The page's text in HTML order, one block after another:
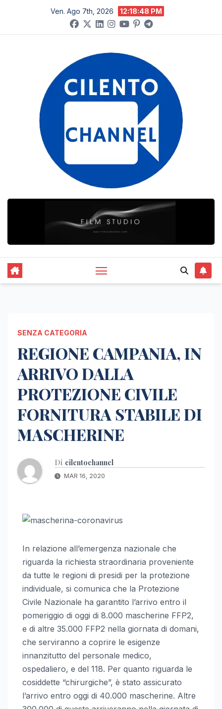
contenuto
Ven. Ago 7th, 2026 12:18:49 PM
SENZA CATEGORIA
REGIONE CAMPANIA, IN
ARRIVO DALLA
PROTEZIONE CIVILE
FORNITURA STABILE DI
MASCHERINE
Di cilentochannel
MAR 16, 2020
In relazione all’emergenza nazionale che
riguarda la richiesta straordinaria proveniente
da tutte le regioni di presidi per la protezione
individuale, si comunica che la Protezione
Civile Nazionale ha garantito l’arrivo entro il
pomeriggio di oggi di 8.000 mascherine FFP2,
e di altre 35.000 FFP2 nella giornata di domani,
che serviranno a coprire le esigenze
innanzitutto del personale medico,
ospedaliero, e del 118. Per quanto riguarda le
cosiddette “chirurgiche”, è stato assicurato
l’arrivo entro oggi di 40.000 mascherine. Altre